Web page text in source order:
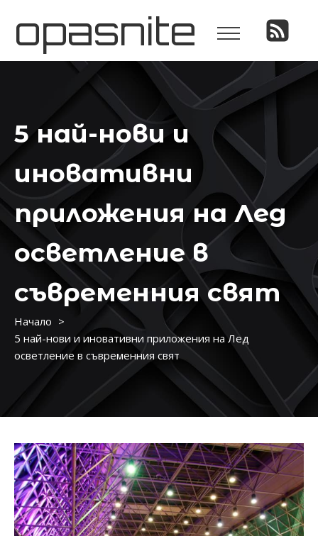
opasnite
5 най-нови и
иновативни
приложения на Лед
осветление в
съвременния свят
Начало
5 най-нови и иновативни приложения на Лед
осветление в съвременния свят